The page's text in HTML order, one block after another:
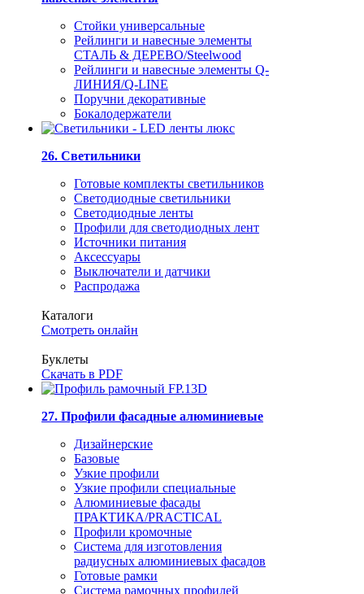
Стойки универсальные
Рейлинги и навесные элементы
СТАЛЬ & ДЕРЕВО/Steelwood
Рейлинги и навесные элементы Q-
ЛИНИЯ/Q-LINE
Поручни декоративные
Бокалодержатели
26. Светильники
Готовые комплекты светильников
Светодиодные светильники
Светодиодные ленты
Профили для светодиодных лент
Источники питания
Аксессуары
Выключатели и датчики
Распродажа
Каталоги
Смотреть онлайн
Буклеты
Скачать в PDF
27. Профили фасадные алюминиевые
Дизайнерские
Базовые
Узкие профили
Узкие профили специальные
Алюминиевые фасады
ПРАКТИКА/PRACTICAL
Профили кромочные
Система для изготовления
радиусных алюминиевых фасадов
Готовые рамки
Система рамочных профилей